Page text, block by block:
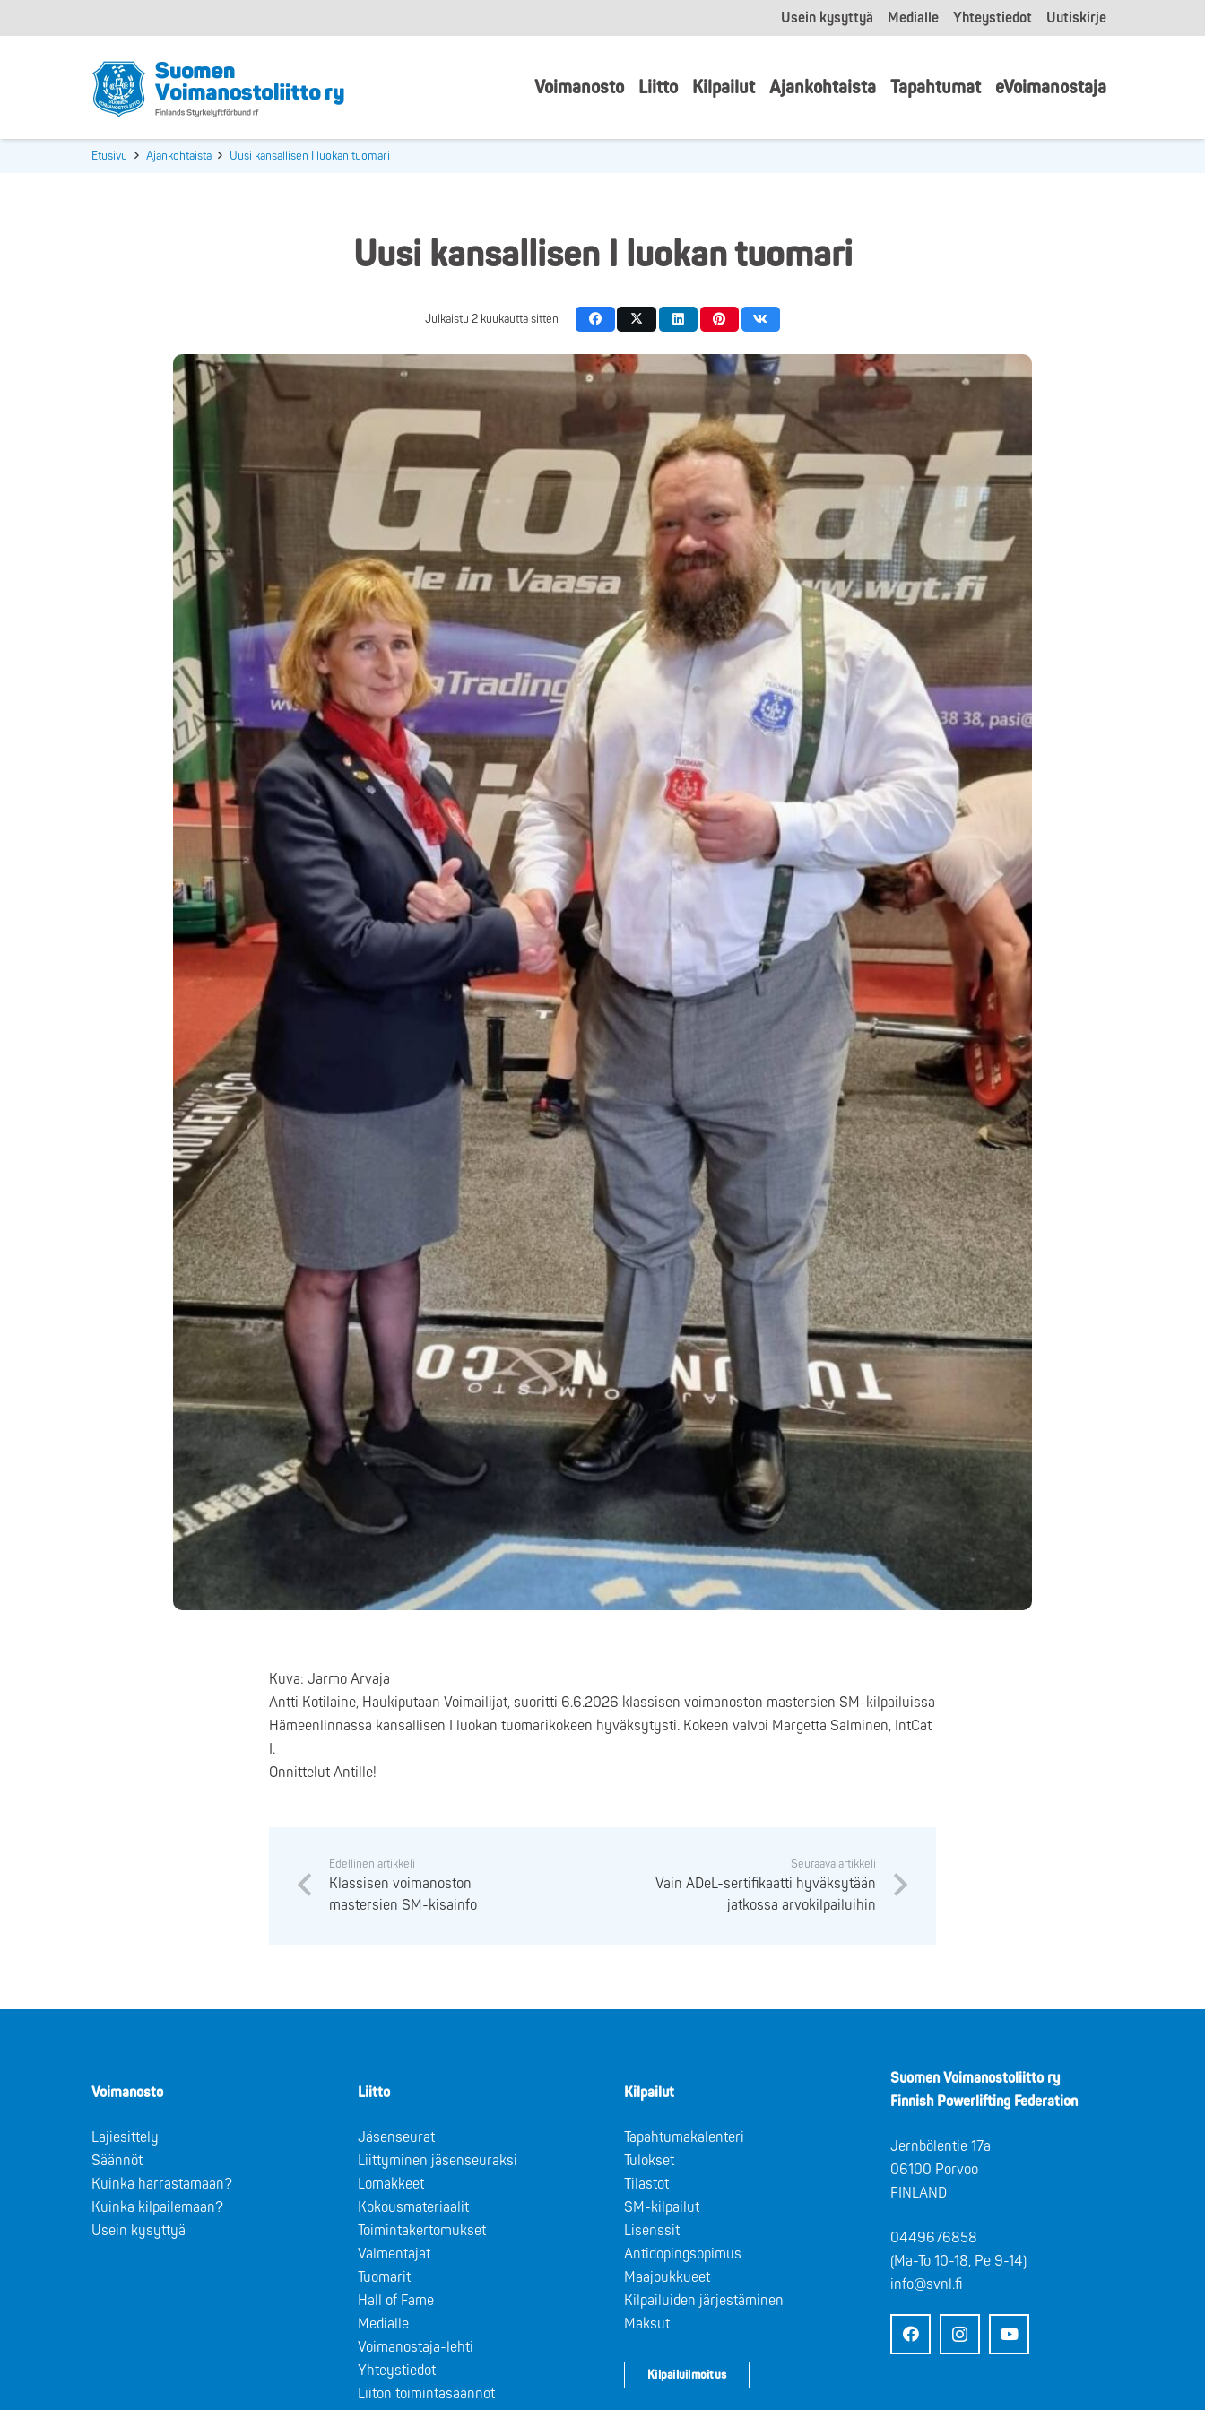
Usein kysyttyä Medialle Yhteystiedot Uutiskirje
Voimanosto Liitto Kilpailut Ajankohtaista Tapahtumat eVoimanostaja
Etusivu Ajankohtaista Uusi kansallisen I luokan tuomari
Uusi kansallisen I luokan tuomari
Julkaistu2 kuukautta sitten
Kuva: Jarmo Arvaja
Antti Kotilaine, Haukiputaan Voimailijat, suoritti 6.6.2026 klassisen voimanoston mastersien SM-kilpailuissa
Hämeenlinnassa kansallisen I luokan tuomarikokeen hyväksytysti. Kokeen valvoi Margetta Salminen, IntCat
I.
Onnittelut Antille!
Edellinen artikkeli
Klassisen voimanoston
mastersien SM-kisainfo
Seuraava artikkeli
Vain ADeL-sertifikaatti hyväksytään
jatkossa arvokilpailuihin
Voimanosto
Lajiesittely
Säännöt
Kuinka harrastamaan?
Kuinka kilpailemaan?
Usein kysyttyä
Liitto
Jäsenseurat
Liittyminen jäsenseuraksi
Lomakkeet
Kokousmateriaalit
Toimintakertomukset
Valmentajat
Tuomarit
Hall of Fame
Medialle
Voimanostaja-lehti
Yhteystiedot
Liiton toimintasäännöt
Kilpailut
Tapahtumakalenteri
Tulokset
Tilastot
SM-kilpailut
Lisenssit
Antidopingsopimus
Maajoukkueet
Kilpailuiden järjestäminen
Maksut
Kilpailuilmoitus
Suomen Voimanostoliitto ry
Finnish Powerlifting Federation
Jernbölentie 17a
06100 Porvoo
FINLAND
0449676858
(Ma-To 10-18, Pe 9-14)
info@svnl.fi